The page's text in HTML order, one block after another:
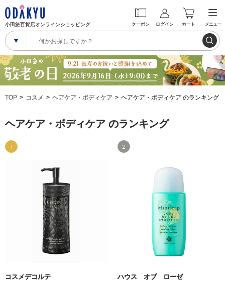
小田急百貨店オンラインショッピング クーポン ログイン カート メニュー
TOP コスメ ヘアケア・ボディケア ヘアケア・ボディケア のランキング
ヘアケア・ボディケア のランキング
1
コスメデコルテ
2
ハウス オブ ローゼ